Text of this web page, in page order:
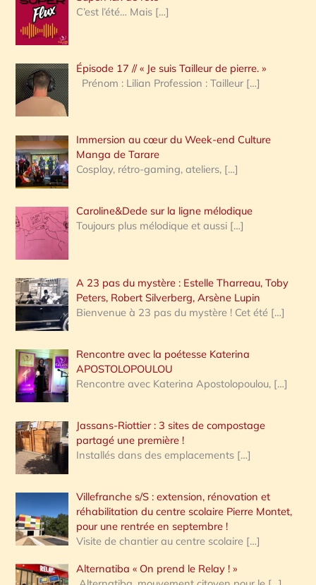
e
G
T
r
e
t
r
a
i
é
s
e
r
c
h
e
:
C’est l’été… Mais […]
Épisode 17 // « Je suis Tailleur de pierre. »
Prénom : Lilian Profession : Tailleur […]
Immersion au cœur du Week-end Culture
Manga de Tarare
Cosplay, rétro-gaming, ateliers, […]
Caroline&Dede sur la ligne mélodique
Toujours plus mélodique et aussi […]
A 23 pas du mystère : Estelle Tharreau, Toby
Peters, Robert Silverberg, Arsène Lupin
Bienvenue à 23 pas du mystère ! Cet été […]
Rencontre avec la poétesse Katerina
APOSTOLOPOULOU
Rencontre avec Katerina Apostolopoulou, […]
Jassans-Riottier : 3 sites de compostage
partagé une première !
Installés dans des emplacements […]
Villefranche s/S : extension, rénovation et
réhabilitation du centre scolaire Pierre Montet,
pour une rentrée en septembre !
Visite de chantier au centre scolaire […]
Alternatiba « On prend le Relay ! »